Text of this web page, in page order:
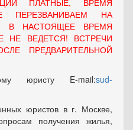
ПЛАТНЫЕ, ВРЕМЯ
НА
В НАСТОЯЩЕЕ ВРЕМЯ
ВЕДЕТСЯ! ВСТРЕЧИ
ПРЕДВАРИТЕЛЬНОЙ
юристу E-mail:sud-
юристов в г. Москве,
получения жилья,